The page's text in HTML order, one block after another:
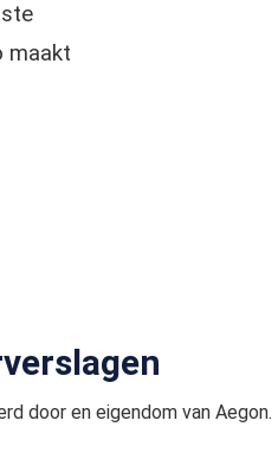
maakt
door en eigendom van Aegon.